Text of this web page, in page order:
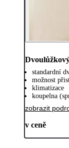
standardní
možnost
klimatizace
koupelna
zobrazit
v ceně